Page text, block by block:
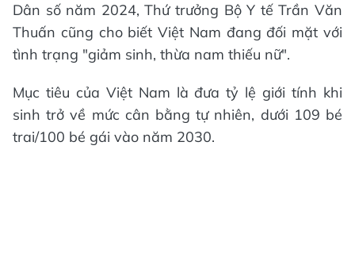
Dân số năm 2024, Thứ trưởng Bộ Y tế Trần Văn
Thuấn cũng cho biết Việt Nam đang đối mặt với
tình trạng "giảm sinh, thừa nam thiếu nữ".
Mục tiêu của Việt Nam là đưa tỷ lệ giới tính khi
sinh trở về mức cân bằng tự nhiên, dưới 109 bé
trai/100 bé gái vào năm 2030.